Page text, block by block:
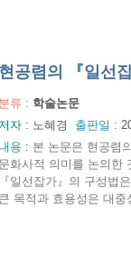
현공렴의 『일선
분류 : 학술논문
저자 : 노혜경 출판일 :
용 : 본 논문은 현공렴
문화사적 의미를 논의한
『일선잡가』의 구성법
큰 목적과 효용성은 대